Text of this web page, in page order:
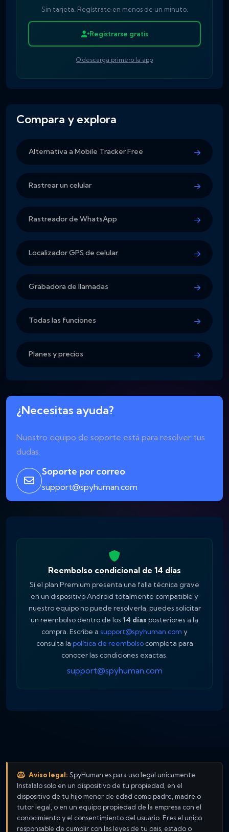
Sin tarjeta. Regístrate en menos de un minuto.
Registrarse gratis
O descarga primero la app
Compara y explora
Alternativa a Mobile Tracker Free
Rastrear un celular
Rastreador de WhatsApp
Localizador GPS de celular
Grabadora de llamadas
Todas las funciones
Planes y precios
¿Necesitas ayuda?
Nuestro equipo de soporte está para resolver tus
dudas.
Soporte por correo
support@spyhuman.com
Reembolso condicional de 14 días
Si el plan Premium presenta una falla técnica grave
en un dispositivo Android totalmente compatible y
nuestro equipo no puede resolverla, puedes solicitar
un reembolso dentro de los 14 días posteriores a la
compra. Escribe a support@spyhuman.com y
consulta la política de reembolsocompleta para
conocer las condiciones exactas.
support@spyhuman.com
Aviso legal: SpyHuman es para uso legal unicamente.
Instalalo solo en un dispositivo de tu propiedad, en el
dispositivo de tu hijo menor de edad como padre, madre o
tutor legal, o en un equipo propiedad de la empresa con el
conocimiento y el consentimiento del usuario. Eres el unico
responsable de cumplir con las leyes de tu pais, estado o